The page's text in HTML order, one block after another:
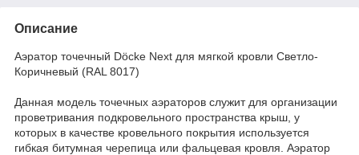
Описание
Аэратор точечный Döcke Next для мягкой кровли Светло-
Коричневый (RAL 8017)
Данная модель точечных аэраторов служит для организации
проветривания подкровельного пространства крыш, у
которых в качестве кровельного покрытия используется
гибкая битумная черепица или фальцевая кровля. Аэратор